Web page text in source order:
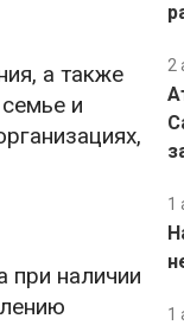
а также
и
при наличии
2
1
1